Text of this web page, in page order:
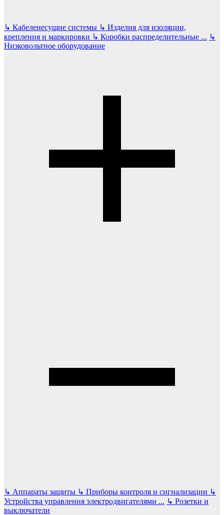
↳ Кабеленесущие системы ↳ Изделия для изоляции,
крепления и маркировки ↳ Коробки распределительные ... ↳
Низковольтное оборудование
↳ Аппараты защиты ↳ Приборы контроля и сигнализации ↳
Устройства управления электродвигателями ... ↳ Розетки и
выключатели